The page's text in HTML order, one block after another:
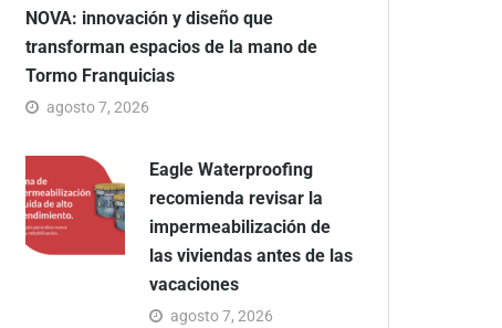
NOVA: innovación y diseño que
transforman espacios de la mano de
Tormo Franquicias
agosto 7, 2026
Eagle Waterproofing
recomienda revisar la
impermeabilización de
las viviendas antes de las
vacaciones
agosto 7, 2026